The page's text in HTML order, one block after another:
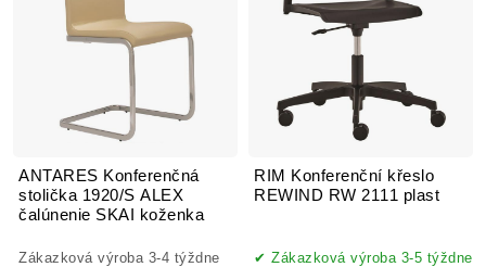
ANTARES Konferenčná
stolička 1920/S ALEX
čalúnenie SKAI koženka
Zákazková výroba 3-4 týždne
RIM Konferenční křeslo
REWIND RW 2111 plast
Zákazková výroba 3-5 týždne